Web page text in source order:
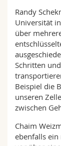
Randy
Universität
über
Schritten
Beispiel die
unseren
zwischen
Chaim
ebenfalls